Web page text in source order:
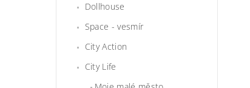
Dollhouse
Space - vesmír
City Action
City Life